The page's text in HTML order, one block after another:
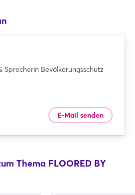
Sprecherin Bevölkerungsschutz
E-Mail senden
Thema FLOORED BY